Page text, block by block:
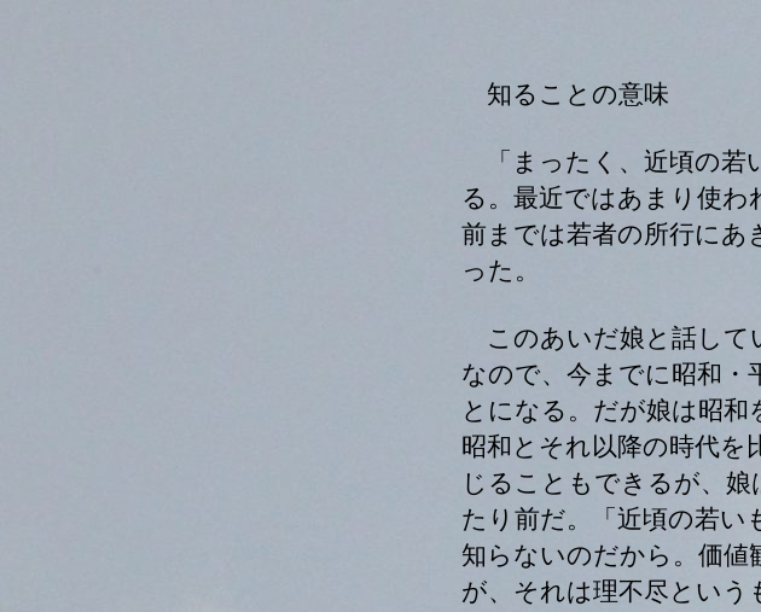
知ることの意味
「まったく、近頃の若
る。最近ではあまり使
前までは若者の所行にあ
った。
このあいだ娘と話して
なので、今までに昭和・
とになる。だが娘は昭
昭和とそれ以降の時代を
じることもできるが、
たり前だ。「近頃の若い
知らないのだから。価値
が、それは理不尽という